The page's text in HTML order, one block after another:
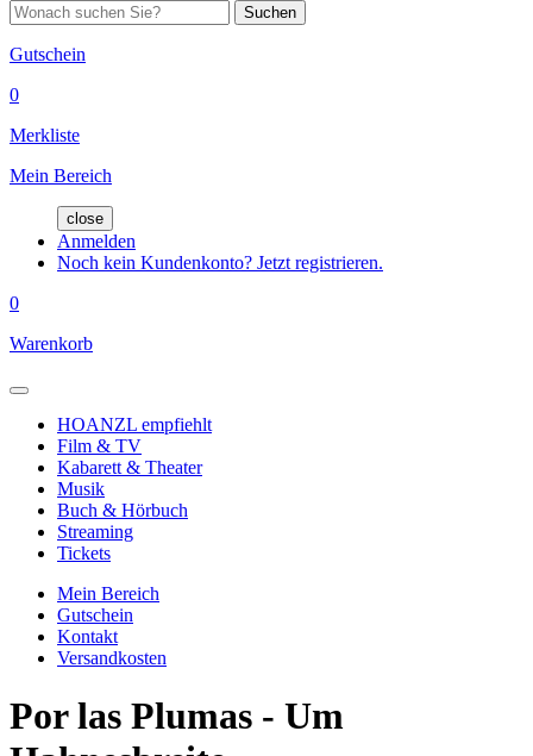
Suchen
Gutschein
0
Merkliste
Mein Bereich
close
Anmelden
Noch kein Kundenkonto? Jetzt registrieren.
0
Warenkorb
HOANZL empfiehlt
Film & TV
Kabarett & Theater
Musik
Buch & Hörbuch
Streaming
Tickets
Mein Bereich
Gutschein
Kontakt
Versandkosten
Por las Plumas - Um